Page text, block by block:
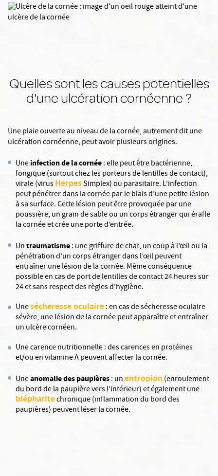
Quelles sont les causes potentielles
d'une ulcération cornéenne ?
Une plaie ouverte au niveau de la cornée, autrement dit une
ulcération cornéenne, peut avoir plusieurs origines.
Uneinfection de la cornée: elle peut être bactérienne,
fongique (surtout chez les porteurs de lentilles de contact),
virale (virusHerpesSimplex) ou parasitaire. L’infection
peut pénétrer dans la cornée par le biais d’une petite lésion
à sa surface. Cette lésion peut être provoquée par une
poussière, un grain de sable ou un corps étranger qui érafle
la cornée et crée une porte d’entrée.
Untraumatisme: une griffure de chat, un coup à l’œil ou la
pénétration d’un corps étranger dans l’œil peuvent
entraîner une lésion de la cornée. Même conséquence
possible en cas de port de lentilles de contact 24 heures sur
24 et sans respect des règles d’hygiène.
Unesécheresse oculaire: en cas de sécheresse oculaire
sévère, une lésion de la cornée peut apparaître et entraîner
un ulcère cornéen.
Une carence nutritionnelle : des carences en protéines
et/ou en vitamine A peuvent affecter la cornée.
Uneanomalie des paupières: unentropion (enroulement
du bord de la paupière vers l’intérieur) et également une
blépharitechronique (inflammation du bord des
paupières) peuvent léser la cornée.